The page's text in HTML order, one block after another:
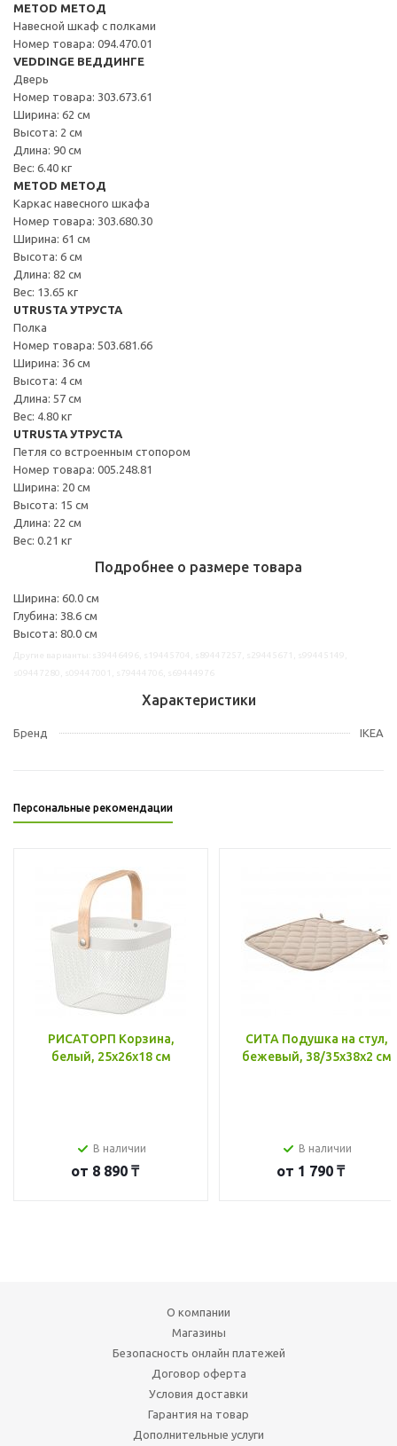
METOD МЕТОД
Навесной шкаф с полками
Номер товара: 094.470.01
VEDDINGE ВЕДДИНГЕ
Дверь
Номер товара: 303.673.61
Ширина: 62 см
Высота: 2 см
Длина: 90 см
Вес: 6.40 кг
METOD МЕТОД
Каркас навесного шкафа
Номер товара: 303.680.30
Ширина: 61 см
Высота: 6 см
Длина: 82 см
Вес: 13.65 кг
UTRUSTA УТРУСТА
Полка
Номер товара: 503.681.66
Ширина: 36 см
Высота: 4 см
Длина: 57 см
Вес: 4.80 кг
UTRUSTA УТРУСТА
Петля со встроенным стопором
Номер товара: 005.248.81
Ширина: 20 см
Высота: 15 см
Длина: 22 см
Вес: 0.21 кг
Подробнее о размере товара
Ширина: 60.0 см
Глубина: 38.6 см
Высота: 80.0 см
Характеристики
Бренд IKEA
Персональные рекомендации
РИСАТОРП Корзина,
белый, 25x26x18 см
В наличии
от 8 890 ₸
СИТА Подушка на стул,
бежевый, 38/35x38x2 см
В наличии
от 1 790 ₸
О компании
Магазины
Безопасность онлайн платежей
Договор оферта
Условия доставки
Гарантия на товар
Дополнительные услуги